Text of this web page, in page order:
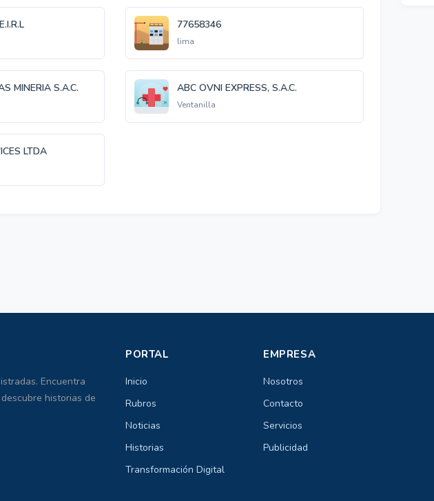
77658346
lima
MINERIA S.A.C. ABC OVNI EXPRESS, S.A.C.
Ventanilla
LTDA
Encuentra
historias de
PORTAL
Inicio
Rubros
Noticias
Historias
Transformación Digital
EMPRESA
Nosotros
Contacto
Servicios
Publicidad